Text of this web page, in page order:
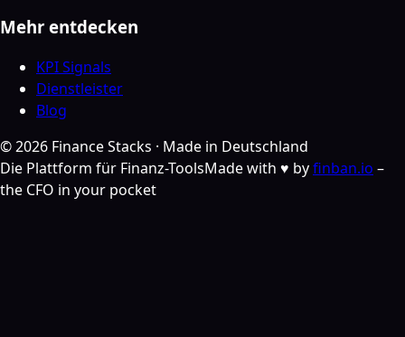
Mehr entdecken
KPI Signals
Dienstleister
Blog
©2026 Finance Stacks · Made in Deutschland
Die Plattform für Finanz-ToolsMade with ♥ byfinban.io –
the CFO in your pocket